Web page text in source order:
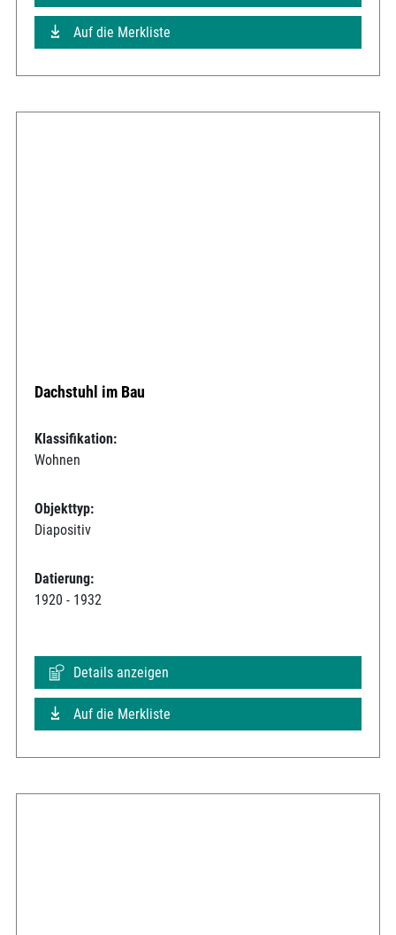
Auf die Merkliste
Dachstuhl im Bau
Klassifikation:
Wohnen
Objekttyp:
Diapositiv
Datierung:
1920 - 1932
Details anzeigen
Auf die Merkliste